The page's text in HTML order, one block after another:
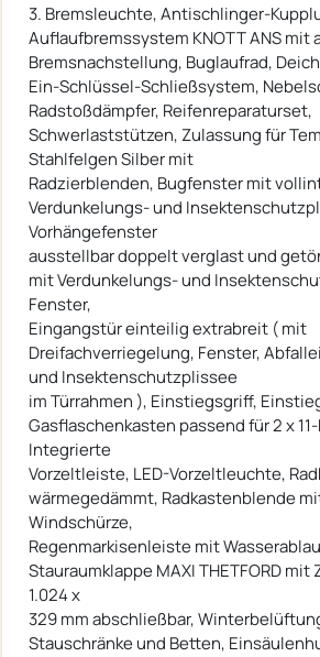
3. Bremsleuchte, Antischlinger-
Auflaufbremssystem KNOTT ANS mit
Bremsnachstellung, Buglaufrad,
Ein-Schlüssel-Schließsystem,
Radstoßdämpfer, Reifenreparaturset,
Schwerlaststützen, Zulassung für
Stahlfelgen Silber mit
Radzierblenden, Bugfenster mit
Verdunkelungs- und
Vorhängefenster
ausstellbar doppelt verglast und
mit Verdunkelungs- und
Fenster,
Eingangstür einteilig extrabreit ( mit
Dreifachverriegelung, Fenster,
und Insektenschutzplissee
im Türrahmen ), Einstiegsgriff,
Gasflaschenkasten passend für 2 x
Integrierte
Vorzeltleiste, LED-Vorzeltleuchte,
wärmegedämmt, Radkastenblende
Windschürze,
Regenmarkisenleiste mit
Stauraumklappe MAXI THETFORD
1.024 x
329 mm abschließbar,
Stauschränke und Betten,